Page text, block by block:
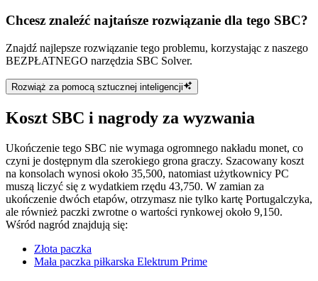
Chcesz znaleźć najtańsze rozwiązanie dla tego SBC?
Znajdź najlepsze rozwiązanie tego problemu, korzystając z naszego
BEZPŁATNEGO narzędzia SBC Solver.
Rozwiąż za pomocą sztucznej inteligencji
Koszt SBC i nagrody za wyzwania
Ukończenie tego SBC nie wymaga ogromnego nakładu monet, co
czyni je dostępnym dla szerokiego grona graczy. Szacowany koszt
na konsolach wynosi około 35,500, natomiast użytkownicy PC
muszą liczyć się z wydatkiem rzędu 43,750. W zamian za
ukończenie dwóch etapów, otrzymasz nie tylko kartę Portugalczyka,
ale również paczki zwrotne o wartości rynkowej około 9,150.
Wśród nagród znajdują się:
Złota paczka
Mała paczka piłkarska Elektrum Prime